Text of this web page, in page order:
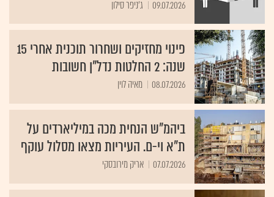
09.07.2026 ג'ניפר סילון
פינוי מחזיקים ושחרור תוכנית אחרי 15
שנה: 2 החלטות נדל"ן חשובות
08.07.2026 מאיה לוין
ביהמ"ש הנחית מכה במיליארדים על
ת"א וי-ם. העיריות מצאו מסלול עוקף
07.07.2026 אריק מירובסקי